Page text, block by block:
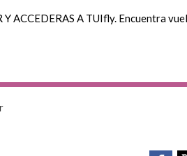
Y ACCEDERAS A TUIfly. Encuentra